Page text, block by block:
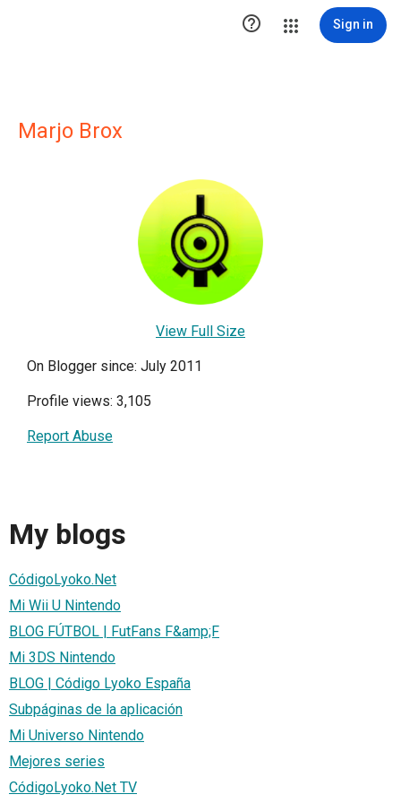
 Sign in
Marjo Brox
View Full Size
On Blogger since: July 2011
Profile views: 3,105
Report Abuse
My blogs
CódigoLyoko.Net
Mi Wii U Nintendo
BLOG FÚTBOL | FutFans F&amp;F
Mi 3DS Nintendo
BLOG | Código Lyoko España
Subpáginas de la aplicación
Mi Universo Nintendo
Mejores series
CódigoLyoko.Net TV